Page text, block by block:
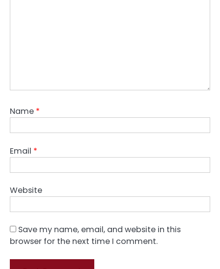
Name *
Email *
Website
Save my name, email, and website in this
browser for the next time I comment.